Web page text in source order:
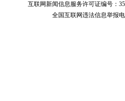
互联网新闻信息服务许可证编号：
全国互联网违法信息举报